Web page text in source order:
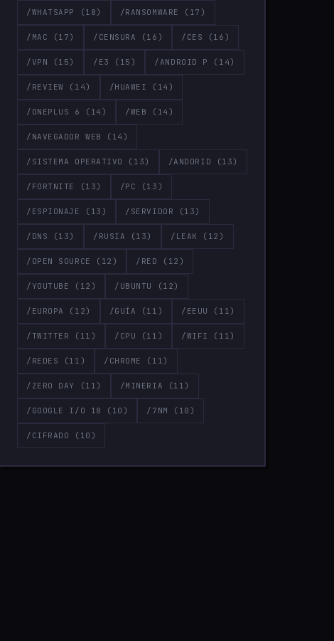
/WHATSAPP (18) /RANSOMWARE (17)
/MAC (17) /CENSURA (16) /CES (16)
/VPN (15) /E3 (15) /ANDROID P (14)
/REVIEW (14) /HUAWEI (14)
/ONEPLUS 6 (14) /WEB (14)
/NAVEGADOR WEB (14)
/SISTEMA OPERATIVO (13) /ANDORID (13)
/FORTNITE (13) /PC (13)
/ESPIONAJE (13) /SERVIDOR (13)
/DNS (13) /RUSIA (13) /LEAK (12)
/OPEN SOURCE (12) /RED (12)
/YOUTUBE (12) /UBUNTU (12)
/EUROPA (12) /GUÍA (11) /EEUU (11)
/TWITTER (11) /CPU (11) /WIFI (11)
/REDES (11) /CHROME (11)
/ZERO DAY (11) /MINERIA (11)
/GOOGLE I/O 18 (10) /7NM (10)
/CIFRADO (10)